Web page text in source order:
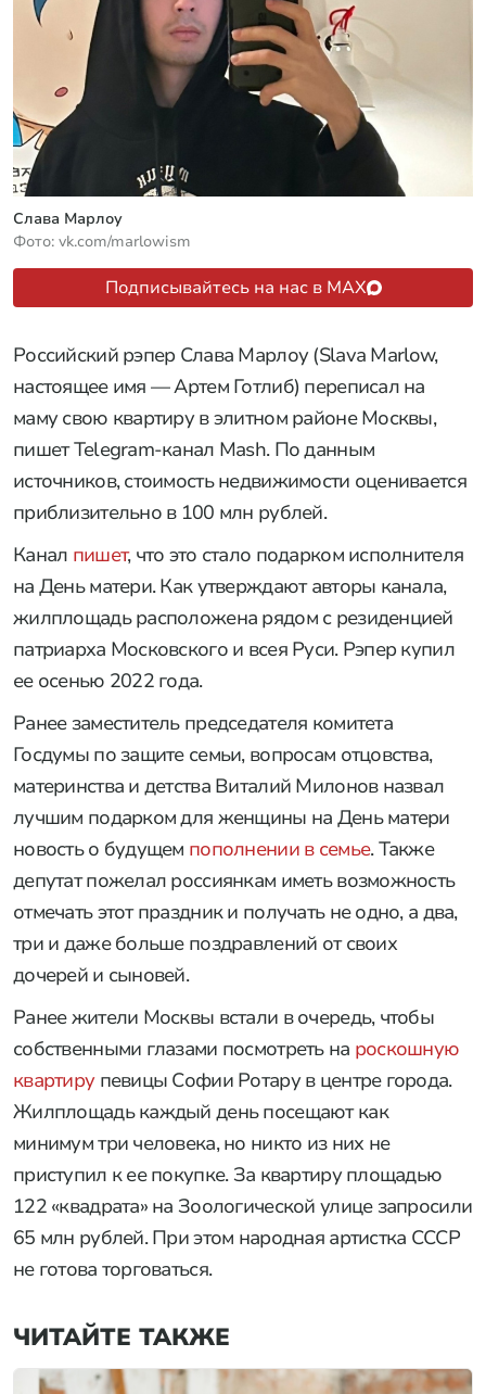
Слава Марлоу
Фото: vk.com/marlowism
Подписывайтесь на нас в MAX
Российский рэпер Слава Марлоу (Slava Marlow,
настоящее имя — Артем Готлиб) переписал на
маму свою квартиру в элитном районе Москвы,
пишет Telegram-канал Mash. По данным
источников, стоимость недвижимости оценивается
приблизительно в 100 млн рублей.
Канал пишет, что это стало подарком исполнителя
на День матери. Как утверждают авторы канала,
жилплощадь расположена рядом с резиденцией
патриарха Московского и всея Руси. Рэпер купил
ее осенью 2022 года.
Ранее заместитель председателя комитета
Госдумы по защите семьи, вопросам отцовства,
материнства и детства Виталий Милонов назвал
лучшим подарком для женщины на День матери
новость о будущем пополнении в семье. Также
депутат пожелал россиянкам иметь возможность
отмечать этот праздник и получать не одно, а два,
три и даже больше поздравлений от своих
дочерей и сыновей.
Ранее жители Москвы встали в очередь, чтобы
собственными глазами посмотреть на роскошную
квартирупевицы Софии Ротару в центре города.
Жилплощадь каждый день посещают как
минимум три человека, но никто из них не
приступил к ее покупке. За квартиру площадью
122 «квадрата» на Зоологической улице запросили
65 млн рублей. При этом народная артистка СССР
не готова торговаться.
ЧИТАЙТЕ ТАКЖЕ